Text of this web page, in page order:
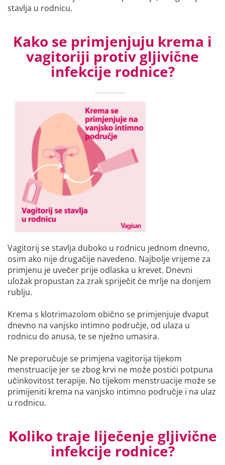
stavlja u rodnicu.
Kako se primjenjuju krema i
vagitoriji protiv gljivične
infekcije rodnice?
Vagitorij se stavlja duboko u rodnicu jednom dnevno,
osim ako nije drugačije navedeno. Najbolje vrijeme za
primjenu je uvečer prije odlaska u krevet. Dnevni
uložak propustan za zrak spriječit će mrlje na donjem
rublju.
Krema s klotrimazolom obično se primjenjuje dvaput
dnevno na vanjsko intimno područje, od ulaza u
rodnicu do anusa, te se nježno umasira.
Ne preporučuje se primjena vagitorija tijekom
menstruacije jer se zbog krvi ne može postići potpuna
učinkovitost terapije. No tijekom menstruacije može se
primijeniti krema na vanjsko intimno područje i na ulaz
u rodnicu.
Koliko traje liječenje gljivične
infekcije rodnice?